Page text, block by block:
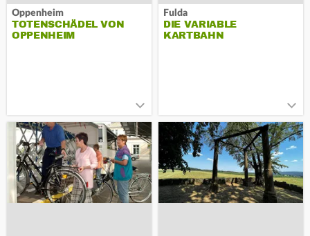
Oppenheim
TOTENSCHÄDEL VON
OPPENHEIM
Fulda
DIE VARIABLE
KARTBAHN